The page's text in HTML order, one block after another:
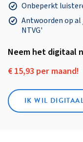
Onbeperkt
Antwoorden op al
NTVG'
Neem het digitaal
€ 15,93 per maand!
IK WIL